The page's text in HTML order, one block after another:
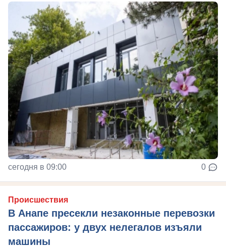
сегодня в 09:00 0
Происшествия
В Анапе пресекли незаконные перевозки
пассажиров: у двух нелегалов изъяли
машины